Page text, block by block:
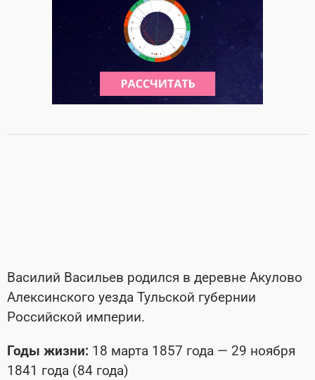
Василий Васильев родился в деревне Акулово
Алексинского уезда Тульской губернии
Российской империи.
Годы жизни: 18 марта 1857 года — 29 ноября
1841 года (84 года)